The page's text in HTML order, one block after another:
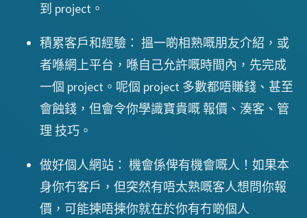
到 project。
積累客戶和經驗： 搵一啲相熟嘅朋友介紹，或
者喺網上平台，喺自己允許嘅時間內，先完成
一個 project。呢個 project 多數都唔賺錢、甚至
會蝕錢，但會令你學識寶貴嘅 報價、湊客、管
理 技巧。
做好個人網站： 機會係俾有機會嘅人！如果本
身你冇客戶，但突然有唔太熟嘅客人想問你報
價，可能揀唔揀你就在於你有冇啲個人